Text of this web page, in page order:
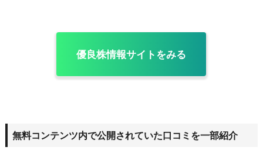
優良株情報サイトをみる
無料コンテンツ内で公開されていた口コミを一部紹介